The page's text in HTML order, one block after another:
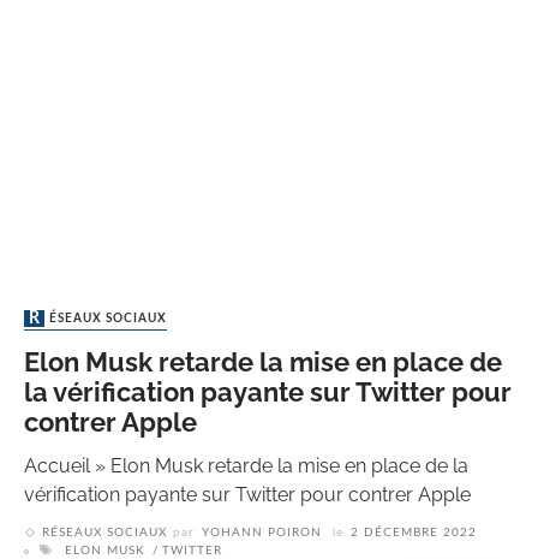
RÉSEAUX SOCIAUX
Elon Musk retarde la mise en place de
la vérification payante sur Twitter pour
contrer Apple
Accueil» Elon Musk retarde la mise en place de la
vérification payante sur Twitter pour contrer Apple
RÉSEAUX SOCIAUX par YOHANN POIRON le
2 DÉCEMBRE 2022
ELON MUSK
TWITTER